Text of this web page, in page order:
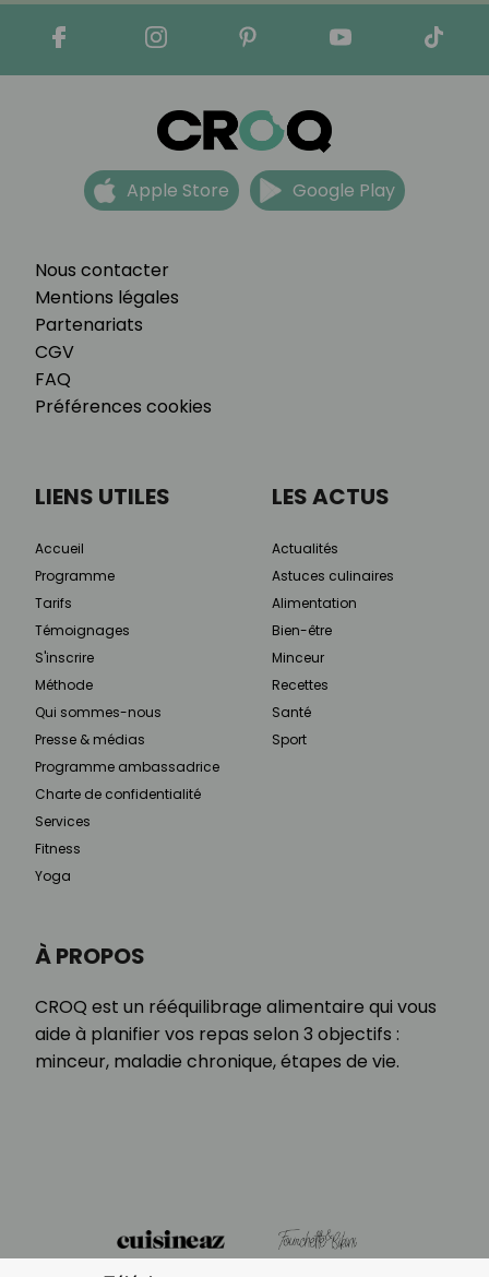
Nous contacter
Mentions légales
Partenariats
CGV
FAQ
Préférences cookies
Apple Store Google Play
À PROPOS
CROQ est un rééquilibrage alimentaire qui vous
aide à planifier vos repas selon 3 objectifs :
minceur, maladie chronique, étapes de vie.
LIENS UTILES
Accueil
Programme
Tarifs
Témoignages
S'inscrire
Méthode
Qui sommes-nous
Presse & médias
Programme ambassadrice
Charte de confidentialité
Services
Fitness
Yoga
LES ACTUS
Actualités
Astuces culinaires
Alimentation
Bien-être
Minceur
Recettes
Santé
Sport